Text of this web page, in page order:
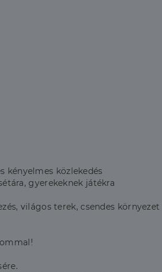
kényelmes közlekedés
gyerekeknek játékra
világos terek, csendes